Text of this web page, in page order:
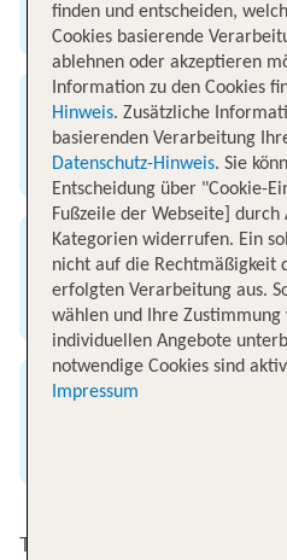
Flughafen Hannover
Ankunft
Flughafen Madeira
Flugzeit
4 Stunden 30 Minuten
Entfernung
Top Angebote von Hannover
finden und entscheiden,
Cookies basierende
ablehnen oder akzeptieren
Information zu den Cookies
Hinweis. Zusätzliche
basierenden Verarbeitung
Datenschutz-Hinweis. Sie
Entscheidung über "Cookie-
Fußzeile der Webseite] durch
Kategorien widerrufen. Ein
nicht auf die Rechtmäßigkeit
erfolgten Verarbeitung aus.
wählen und Ihre
individuellen Angebote
notwendige Cookies sind
Impressum